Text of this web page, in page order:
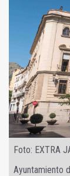
Foto: EXTRA
Ayuntamiento